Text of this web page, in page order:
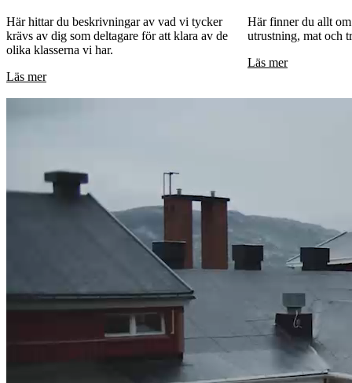
Här hittar du beskrivningar av vad vi tycker
krävs av dig som deltagare för att klara av de
olika klasserna vi har.
Läs mer
Här finner du allt
utrustning, mat och
Läs mer